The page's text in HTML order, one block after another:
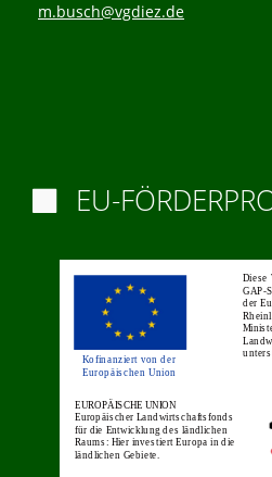
m.busch@vgdiez.de
EU-